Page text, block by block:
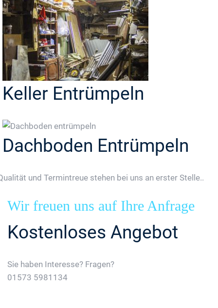
Keller Entrümpeln
Dachboden Entrümpeln
und Termintreue stehen bei uns an erster Stelle..
Wir freuen uns auf Ihre Anfrage
Kostenloses Angebot
Sie haben Interesse? Fragen?
01573 5981134